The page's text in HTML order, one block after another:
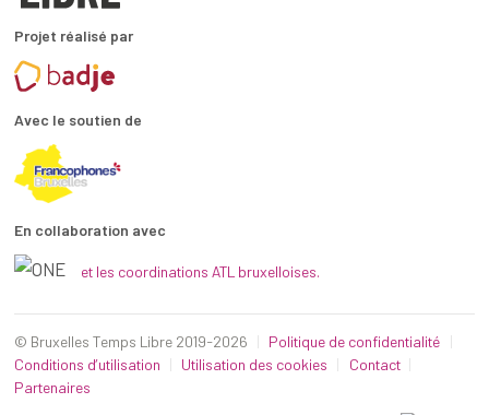
Projet réalisé par
Avec le soutien de
En collaboration avec
et les coordinations ATL bruxelloises.
© Bruxelles Temps Libre 2019-2026
Politique de confidentialité
Conditions d’utilisation
Utilisation des cookies
Contact
Partenaires